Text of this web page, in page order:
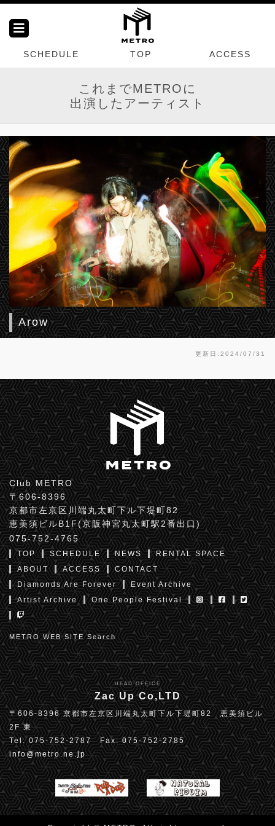
SCHEDULE TOP ACCESS
これまでMETROに
出演したアーティスト
Arow
更新日:2024/07/31
Club METRO
〒606-8396
京都市左京区川端丸太町下ル下堤町82
恵美須ビルB1F(京阪神宮丸太町駅2番出口)
075-752-4765
TOP SCHEDULE NEWS
RENTAL SPACE
ABOUT
ACCESS
CONTACT
Diamonds Are Forever
Event Archive
Artist Archive
One People Festival
METRO WEB SITE Search
HEAD OFFICE
Zac Up Co,LTD
〒606-8396 京都市左京区川端丸太町下ル下堤町82 恵美須ビル
2F 東
Tel: 075-752-2787 Fax: 075-752-2785
info@metro.ne.jp